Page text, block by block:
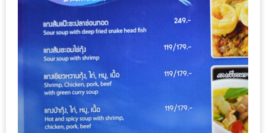
TOP
10
ร้าน
อาหาร
ที่
เข้า
ชม